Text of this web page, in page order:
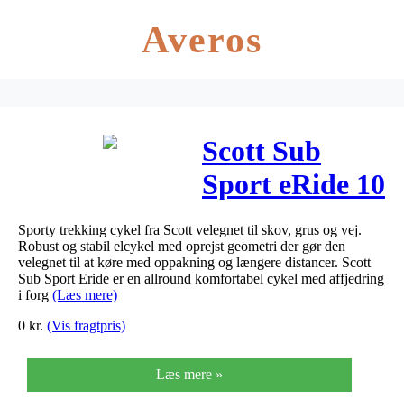
Averos
Scott Sub
Sport eRide 10
Herre 2020
Sporty trekking cykel fra Scott velegnet til skov, grus og vej.
Robust og stabil elcykel med oprejst geometri der gør den
velegnet til at køre med oppakning og længere distancer. Scott
Sub Sport Eride er en allround komfortabel cykel med affjedring
i forg (Læs mere)
0 kr. (Vis fragtpris)
Læs mere »